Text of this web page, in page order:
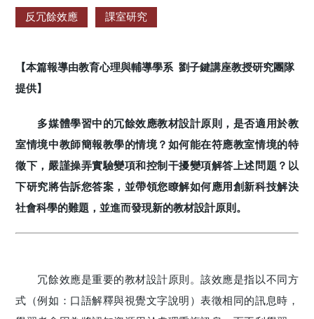
反冗餘效應 課室研究
【本篇報導由教育心理與輔導學系 劉子鍵講座教授研究團隊
提供】
多媒體學習中的冗餘效應教材設計原則，是否適用於教
室情境中教師簡報教學的情境？如何能在符應教室情境的特
徵下，嚴謹操弄實驗變項和控制干擾變項解答上述問題？以
下研究將告訴您答案，並帶領您瞭解如何應用創新科技解決
社會科學的難題，並進而發現新的教材設計原則。
冗餘效應是重要的教材設計原則。該效應是指以不同方
式（例如：口語解釋與視覺文字說明）表徵相同的訊息時，